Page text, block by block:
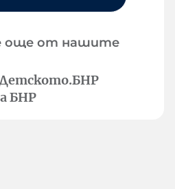
още от нашите
Детското.БНР
БНР